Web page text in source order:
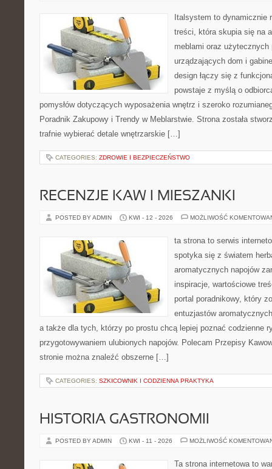
Italsystem to dynamicznie
treści, która skupia się na
meblami oraz użytecznych
urządzających dom i
design łączy się z
powstaje z myślą o
pomysłów dotyczących wyposażenia wnętrz i szeroko
Poradnik Zakupowy i Trendy w Meblarstwie. Strona została
trafnie wybierać detale wnętrzarskie […]
CATEGORIES: ZDROWIE I BEZPIECZEŃSTWO
RECENZJE KAW I MIESZANKI
POSTED BY ADMIN KWI - 12 - 2026 MOŻLIWOŚĆ
ta strona to serwis
spotyka się z światem
aromatycznych napojów
inspiracje, wartościowe
portal poradnikowy, który
entuzjastów
a także dla tych, którzy po prostu chcą lepiej poznać codzienne
przygotowywaniem ulubionych napojów. Polecam Przepisy
stronie można znaleźć obszerne […]
CATEGORIES: SZKICOWNIK I CODZIENNA PRAKTYKA
HISTORIA GASTRONOMII
POSTED BY ADMIN KWI - 11 - 2026 MOŻLIWOŚĆ
Ta strona internetowa to